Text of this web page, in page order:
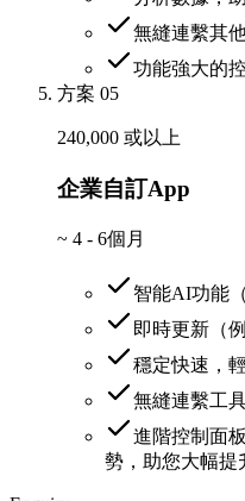
無縫連繫其
功能強大的
方案 05
240,000 或以上
企業自訂App
~ 4 - 6個月
智能AI功能
即時更新（
穩定快速，
無縫連繫工
進階控制面
勢，助您大幅提